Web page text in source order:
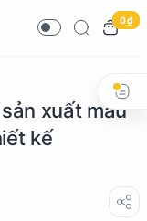
0 ₫
xuất mẫu
kế